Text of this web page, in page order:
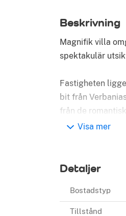
Beskrivning
Magnifik villa
spektakulär
Fastigheten
bit från
från de
grönska i en
Bottenvåning:
kök med
Visa mer
Detaljer
Bostadstyp
Tillstånd